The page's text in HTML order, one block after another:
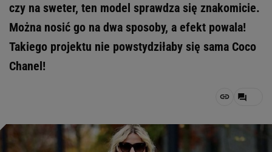
czy na sweter, ten model sprawdza się znakomicie.
Można nosić go na dwa sposoby, a efekt powala!
Takiego projektu nie powstydziłaby się sama Coco
Chanel!